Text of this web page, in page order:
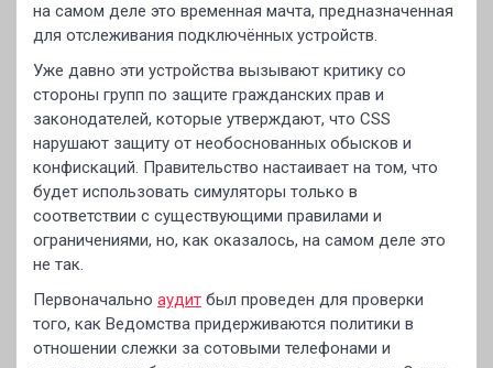
на самом деле это временная мачта, предназначенная
для отслеживания подключённых устройств.
Уже давно эти устройства вызывают критику со
стороны групп по защите гражданских прав и
законодателей, которые утверждают, что CSS
нарушают защиту от необоснованных обысков и
конфискаций. Правительство настаивает на том, что
будет использовать симуляторы только в
соответствии с существующими правилами и
ограничениями, но, как оказалось, на самом деле это
не так.
Первоначально аудит был проведен для проверки
того, как Ведомства придерживаются политики в
отношении слежки за сотовыми телефонами и